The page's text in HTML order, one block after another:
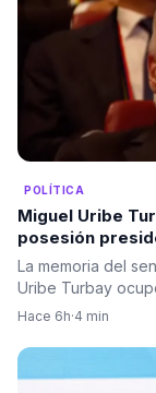
POLÍTICA
Miguel Uribe
posesión
La memoria del
Uribe Turbay
Hace 6h·4 min